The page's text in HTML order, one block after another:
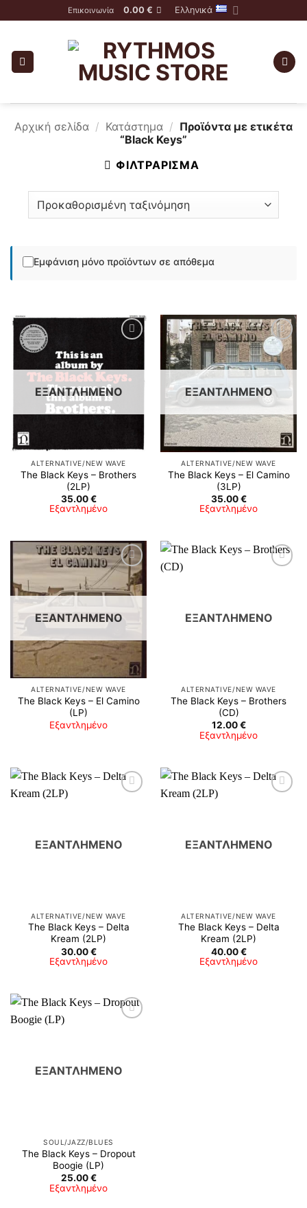
to
Επικοινωνία 0.00 € Ελληνικά
Αρχική σελίδα / Κατάστημα / Προϊόντα με ετικέτα
“Black Keys”
ΦΙΛΤΡΆΡΙΣΜΑ
Εμφάνιση μόνο προϊόντων σε απόθεμα
ΕΞΑΝΤΛΗΜΈΝΟ
ALTERNATIVE/NEW WAVE
The Black Keys – Brothers
(2LP)
35.00€
Εξαντλημένο
ΕΞΑΝΤΛΗΜΈΝΟ
ALTERNATIVE/NEW WAVE
The Black Keys – El Camino
(3LP)
35.00€
Εξαντλημένο
ΕΞΑΝΤΛΗΜΈΝΟ
ALTERNATIVE/NEW WAVE
The Black Keys – El Camino
(LP)
Εξαντλημένο
ΕΞΑΝΤΛΗΜΈΝΟ
ALTERNATIVE/NEW WAVE
The Black Keys ‎– Brothers
(CD)
12.00€
Εξαντλημένο
ΕΞΑΝΤΛΗΜΈΝΟ
ALTERNATIVE/NEW WAVE
The Black Keys ‎– Delta
Kream (2LP)
30.00€
Εξαντλημένο
ΕΞΑΝΤΛΗΜΈΝΟ
ALTERNATIVE/NEW WAVE
The Black Keys ‎– Delta
Kream (2LP)
40.00€
Εξαντλημένο
ΕΞΑΝΤΛΗΜΈΝΟ
SOUL/JAZZ/BLUES
The Black Keys – Dropout
Boogie (LP)
25.00€
Εξαντλημένο